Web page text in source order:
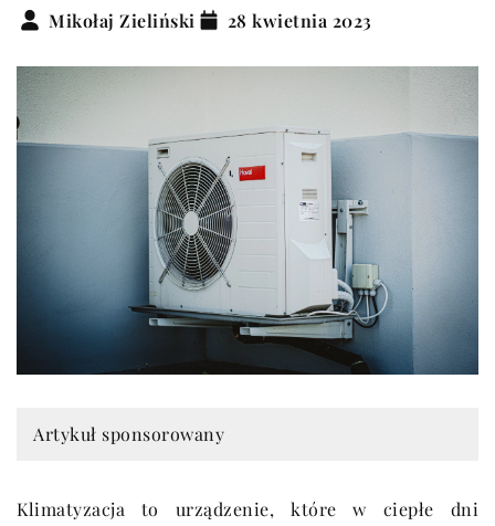
Mikołaj Zieliński
28 kwietnia 2023
Artykuł sponsorowany
Klimatyzacja to urządzenie, które w ciepłe dni